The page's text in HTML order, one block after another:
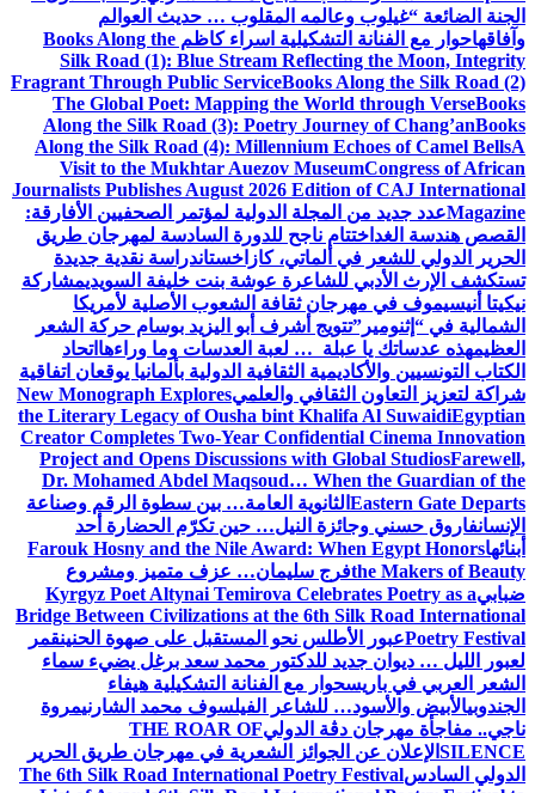
الجنة الضائعة “غيلوب وعالمه المقلوب … حديث العوالم
وآفاقهاحوار مع الفنانة التشكيلية اسراء كاظم Books Along the
Silk Road (1): Blue Stream Reflecting the Moon, Integrity
Fragrant Through Public ServiceBooks Along the Silk Road (2)
The Global Poet: Mapping the World through VerseBooks
Along the Silk Road (3): Poetry Journey of Chang’anBooks
Along the Silk Road (4): Millennium Echoes of Camel BellsA
Visit to the Mukhtar Auezov MuseumCongress of African
Journalists Publishes August 2026 Edition of CAJ International
Magazineعدد جديد من المجلة الدولية لمؤتمر الصحفيين الأفارقة:
القصص هندسة الغد اختتام ناجح للدورة السادسة لمهرجان طريق
الحرير الدولي للشعر في ألماتي، كازاخستاندراسة نقدية جديدة
تستكشف الإرث الأدبي للشاعرة عوشة بنت خليفة السويديمشاركة
نيكيتا أنيسيموف في مهرجان ثقافة الشعوب الأصلية لأمريكا
الشمالية في “إثنومير”تتويج أشرف أبو اليزيد بوسام حركة الشعر
العظيمهذه عدساتك يا عبلة … لعبة العدسات وما وراءها اتحاد
الكتاب التونسيين والأكاديمية الثقافية الدولية بألمانيا يوقعان اتفاقية
شراكة لتعزيز التعاون الثقافي والعلميNew Monograph Explores
the Literary Legacy of Ousha bint Khalifa Al SuwaidiEgyptian
Creator Completes Two-Year Confidential Cinema Innovation
Project and Opens Discussions with Global StudiosFarewell,
Dr. Mohamed Abdel Maqsoud… When the Guardian of the
Eastern Gate Departs الثانوية العامة… بين سطوة الرقم وصناعة
الإنسانفاروق حسني وجائزة النيل… حين تكرّم الحضارة أحد
أبنائهاFarouk Hosny and the Nile Award: When Egypt Honors
the Makers of Beautyفرج سليمان… عزف متميز ومشروع
ضبابيKyrgyz Poet Altynai Temirova Celebrates Poetry as a
Bridge Between Civilizations at the 6th Silk Road International
Poetry Festivalعبور الأطلس نحو المستقبل على صهوة الحنينقمر
لعبور الليل … ديوان جديد للدكتور محمد سعد برغل يضيء سماء
الشعر العربي في باريسحوار مع الفنانة التشكيلية هيفاء
الجندوبيالأبيض والأسود… للشاعر الفيلسوف محمد الشارنيمروة
ناجي.. مفاجأة مهرجان دڨة الدوليTHE ROAR OF
SILENCE الإعلان عن الجوائز الشعرية في مهرجان طريق الحرير
الدولي السادسThe 6th Silk Road International Poetry Festival